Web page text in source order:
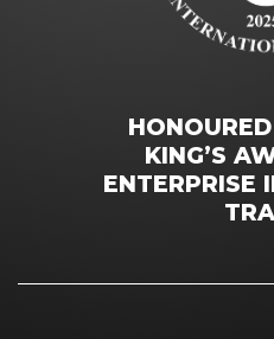
KING’S
ENTERPRISE